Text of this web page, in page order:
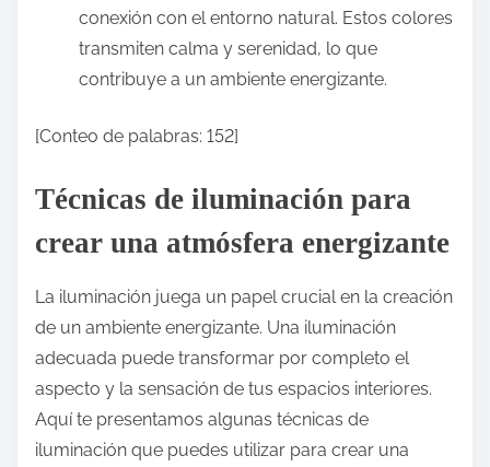
conexión con el entorno natural. Estos colores
transmiten calma y serenidad, lo que
contribuye a un ambiente energizante.
[Conteo de palabras: 152]
Técnicas de iluminación para
crear una atmósfera energizante
La iluminación juega un papel crucial en la creación
de un ambiente energizante. Una iluminación
adecuada puede transformar por completo el
aspecto y la sensación de tus espacios interiores.
Aquí te presentamos algunas técnicas de
iluminación que puedes utilizar para crear una